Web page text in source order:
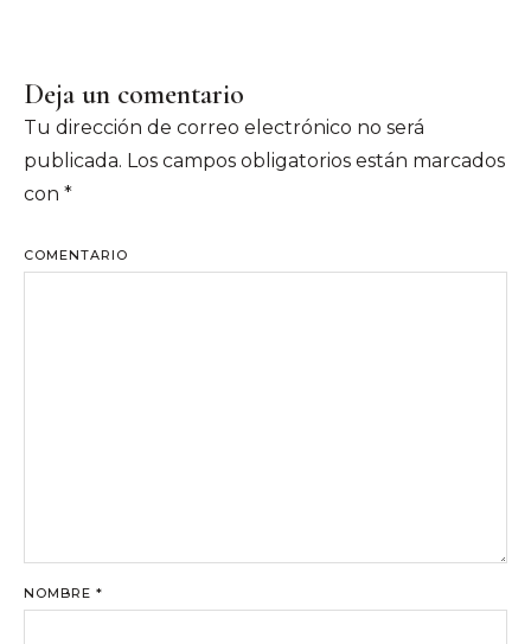
Deja un comentario
Tu dirección de correo electrónico no será
publicada. Los campos obligatorios están marcados
con *
COMENTARIO
NOMBRE *